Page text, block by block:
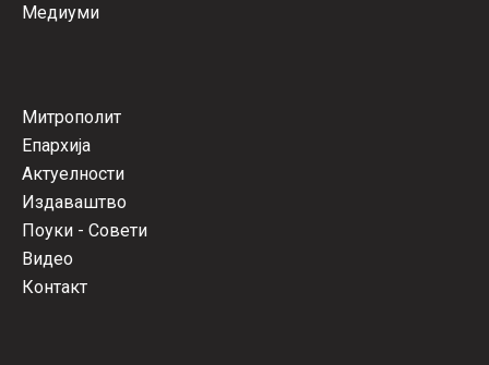
Медиуми
Митрополит
Епархија
Актуелности
Издаваштво
Поуки - Совети
Видео
Контакт